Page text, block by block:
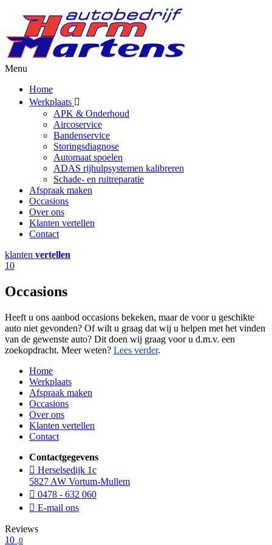
Menu
Home
Werkplaats
APK & Onderhoud
Aircoservice
Bandenservice
Storingsdiagnose
Automaat spoelen
ADAS rijhulpsystemen kalibreren
Schade- en ruitreparatie
Afspraak maken
Occasions
Over ons
Klanten vertellen
Contact
klanten vertellen
10
Occasions
Heeft u ons aanbod occasions bekeken, maar de voor u geschikte
auto niet gevonden? Of wilt u graag dat wij u helpen met het vinden
van de gewenste auto? Dit doen wij graag voor u d.m.v. een
zoekopdracht. Meer weten? Lees verder.
Home
Werkplaats
Afspraak maken
Occasions
Over ons
Klanten vertellen
Contact
Contactgegevens
Herselsedijk 1c
5827 AW Vortum-Mullem
0478 - 632 060
E-mail ons
Reviews
10 ,0